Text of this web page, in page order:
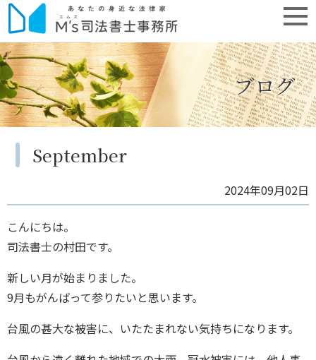
ブログ
September
2024年09月02日
こんにちは。
司法書士の村田です。
新しい月が始まりました。
9月もがんばって参りたいと思います。
台風の甚大な被害に、いたたまれない気持ちになります。